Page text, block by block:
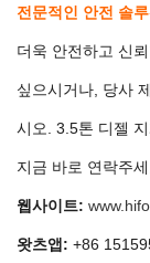
전문적인 안전 솔
더욱 안전하고 신
싶으시거나, 당사
시오. 3.5톤 디젤
지금 바로 연락주세
웹사이트:
왓츠앱: +86